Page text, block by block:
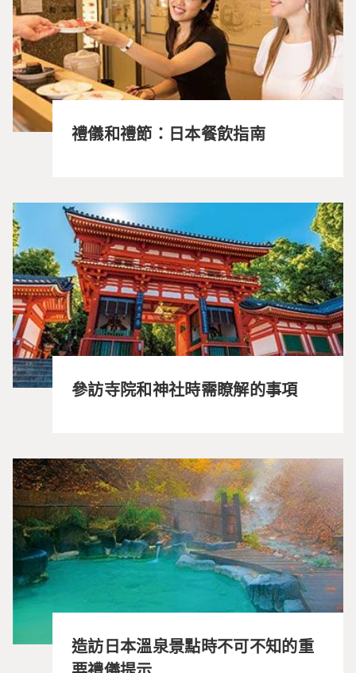
禮儀和禮節：日本餐飲指南
參訪寺院和神社時需瞭解的事項
造訪日本溫泉景點時不可不知的重